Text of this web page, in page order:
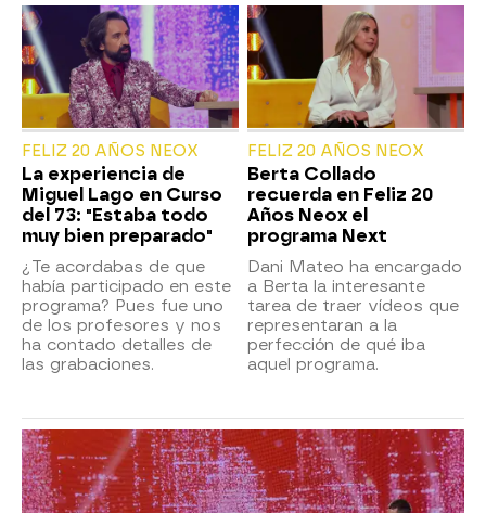
FELIZ 20 AÑOS NEOX
La experiencia de
Miguel Lago en Curso
del 73: "Estaba todo
muy bien preparado"
¿Te acordabas de que
había participado en este
programa? Pues fue uno
de los profesores y nos
ha contado detalles de
las grabaciones.
FELIZ 20 AÑOS NEOX
Berta Collado
recuerda en Feliz 20
Años Neox el
programa Next
Dani Mateo ha encargado
a Berta la interesante
tarea de traer vídeos que
representaran a la
perfección de qué iba
aquel programa.